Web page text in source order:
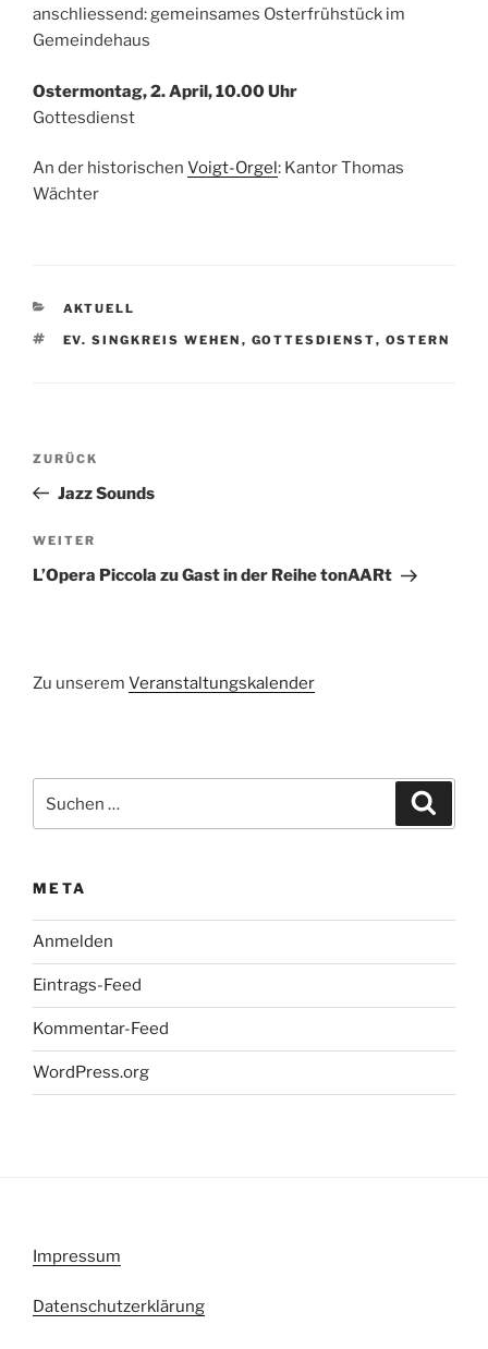
anschliessend: gemeinsames Osterfrühstück im
Gemeindehaus
Ostermontag, 2. April, 10.00 Uhr
Gottesdienst
An der historischen Voigt-Orgel: Kantor Thomas
Wächter
KATEGORIEN
AKTUELL
SCHLAGWÖRTER
EV. SINGKREIS WEHEN , GOTTESDIENST, OSTERN
Beitragsnavigation
Vorheriger
Beitrag
ZURÜCK
Jazz Sounds
Nächster
Beitrag
WEITER
L’Opera Piccola zu Gast in der Reihe tonAARt
Zu unserem Veranstaltungskalender
nach:
META
Anmelden
Eintrags-Feed
Kommentar-Feed
WordPress.org
Impressum
Datenschutzerklärung